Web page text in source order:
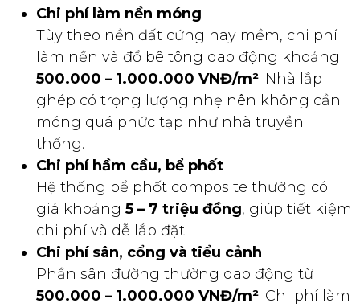
Chi phí làm nền móng
Tùy theo nền đất cứng hay mềm, chi phí
làm nền và đổ bê tông dao động khoảng
500.000 – 1.000.000 VNĐ/m². Nhà lắp
ghép có trọng lượng nhẹ nên không cần
móng quá phức tạp như nhà truyền
thống.
Chi phí hầm cầu, bể phốt
Hệ thống bể phốt composite thường có
giá khoảng 5 – 7 triệu đồng, giúp tiết kiệm
chi phí và dễ lắp đặt.
Chi phí sân, cổng và tiểu cảnh
Phần sân đường thường dao động từ
500.000 – 1.000.000 VNĐ/m². Chi phí làm